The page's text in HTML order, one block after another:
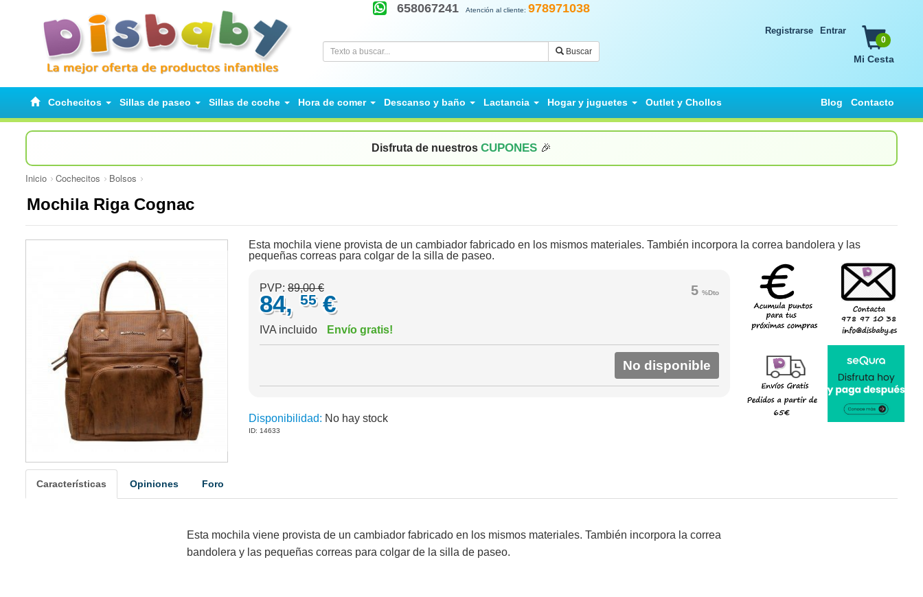
Atención al cliente: 978971038
658067241
Buscar
0
Mi Cesta
Registrarse Entrar
Cochecitos Sillas de paseo Sillas de coche Hora de comer Descanso y baño Lactancia Hogar y juguetes Outlet y Chollos Contacto
Blog
Disfruta de nuestros CUPONES 🎉
Inicio Cochecitos Bolsos
Mochila Riga Cognac
Esta mochila viene provista de un cambiador fabricado en los mismos materiales. También incorpora la correa bandolera y las
pequeñas correas para colgar de la silla de paseo.
5 %Dto
PVP: 89,00 €
84, 55 €
IVA incluido Envío gratis!
No disponible
Disponibilidad: No hay stock
ID: 14633
Características Opiniones Foro
Esta mochila viene provista de un cambiador fabricado en los mismos materiales. También incorpora la correa
bandolera y las pequeñas correas para colgar de la silla de paseo.